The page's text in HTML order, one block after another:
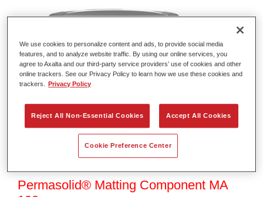
Permasolid® Matting Component MA
We use cookies to personalize content and ads, to provide social media
features, and to analyze website traffic. By using our online services, you
agree to Axalta and our third-party service providers’ use of cookies and other
online trackers. See our Privacy Policy to learn how we use these cookies and
trackers. Privacy Policy
Reject All Non-Essential Cookies Accept All Cookies
Cookie Preference Center